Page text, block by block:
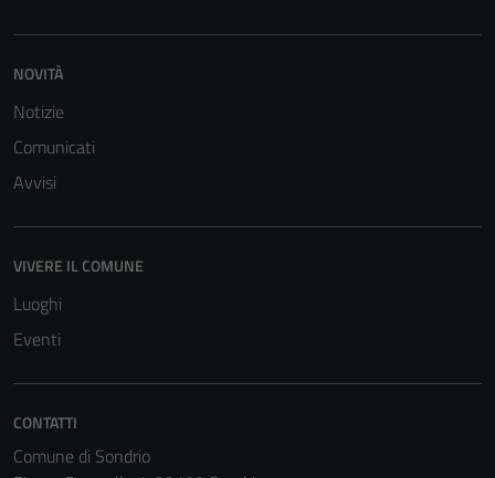
NOVITÀ
Notizie
Comunicati
Avvisi
VIVERE IL COMUNE
Luoghi
Eventi
CONTATTI
Comune di Sondrio
Tecnici